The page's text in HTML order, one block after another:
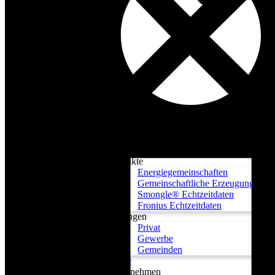
Produkte
Energiegemeinschaften
Gemeinschaftliche
Smongle® Echtzeitdaten
Fronius Echtzeitdaten
Lösungen
Privat
Gewerbe
Gemeinden
Preise
Unternehmen